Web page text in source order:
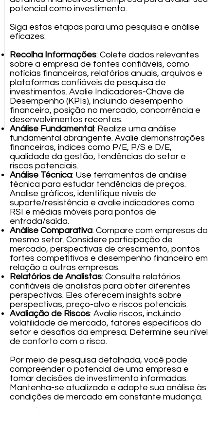
potencial como investimento.
Siga estas etapas para uma pesquisa e análise
eficazes:
Recolha Informações: Colete dados relevantes
sobre a empresa de fontes confiáveis, como
notícias financeiras, relatórios anuais, arquivos e
plataformas confiáveis de pesquisa de
investimentos. Avalie Indicadores-Chave de
Desempenho (KPIs), incluindo desempenho
financeiro, posição no mercado, concorrência e
desenvolvimentos recentes.
Análise Fundamental: Realize uma análise
fundamental abrangente. Avalie demonstrações
financeiras, índices como P/E, P/S e D/E,
qualidade da gestão, tendências do setor e
riscos potenciais.
Análise Técnica: Use ferramentas de análise
técnica para estudar tendências de preços.
Analise gráficos, identifique níveis de
suporte/resistência e avalie indicadores como
RSI e médias móveis para pontos de
entrada/saída.
Análise Comparativa: Compare com empresas do
mesmo setor. Considere participação de
mercado, perspectivas de crescimento, pontos
fortes competitivos e desempenho financeiro em
relação a outras empresas.
Relatórios de Analistas: Consulte relatórios
confiáveis de analistas para obter diferentes
perspectivas. Eles oferecem insights sobre
perspectivas, preço-alvo e riscos potenciais.
Avaliação de Riscos: Avalie riscos, incluindo
volatilidade de mercado, fatores específicos do
setor e desafios da empresa. Determine seu nível
de conforto com o risco.
Por meio de pesquisa detalhada, você pode
compreender o potencial de uma empresa e
tomar decisões de investimento informadas.
Mantenha-se atualizado e adapte sua análise às
condições de mercado em constante mudança.